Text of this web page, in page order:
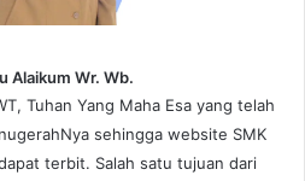
Alaikum Wr. Wb.
Tuhan Yang Maha Esa yang telah
sehingga website SMK
terbit. Salah satu tujuan dari